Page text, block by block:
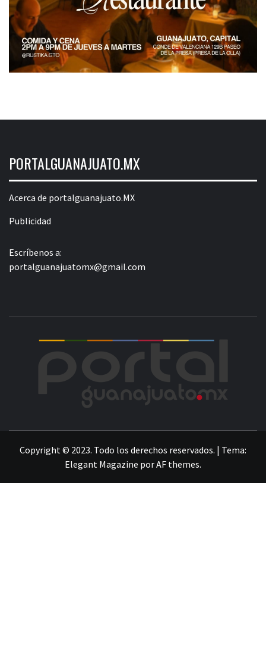
PORTALGUANAJUATO.MX
Acerca de portalguanajuato.MX
Publicidad
Escríbenos a:
portalguanajuatomx@gmail.com
Copyright © 2023. Todo los derechos reservados. | Tema:
Elegant Magazine porAF themes.